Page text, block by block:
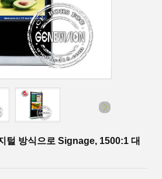
털 방식으로 Signage, 1500:1 대